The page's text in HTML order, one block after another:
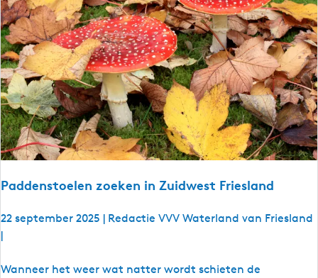
e
w
a
n
d
e
l
e
n
i
n
a
a
t
Paddenstoelen zoeken in Zuidwest Friesland
22 september 2025 | Redactie VVV Waterland van Friesland
|
P
Wanneer het weer wat natter wordt schieten de